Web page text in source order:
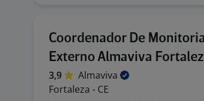
Coordenador De Monitoria
Externo Almaviva
3,9
Almaviva
Fortaleza - CE